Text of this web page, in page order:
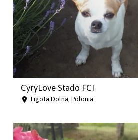
CyryLove Stado FCI
Ligota Dolna, Polonia